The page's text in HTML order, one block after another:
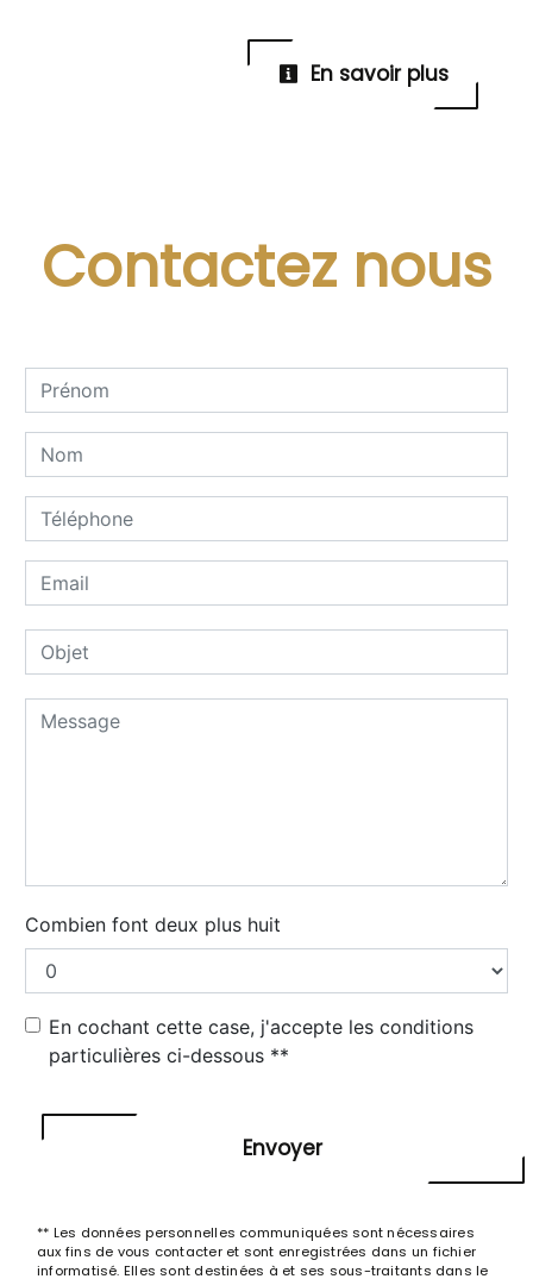
En savoir plus
Contactez nous
Combien font deux plus huit
En cochant cette case, j'accepte les conditions
particulières ci-dessous **
Envoyer
** Les données personnelles communiquées sont nécessaires
aux fins de vous contacter et sont enregistrées dans un fichier
informatisé. Elles sont destinées à et ses sous-traitants dans le